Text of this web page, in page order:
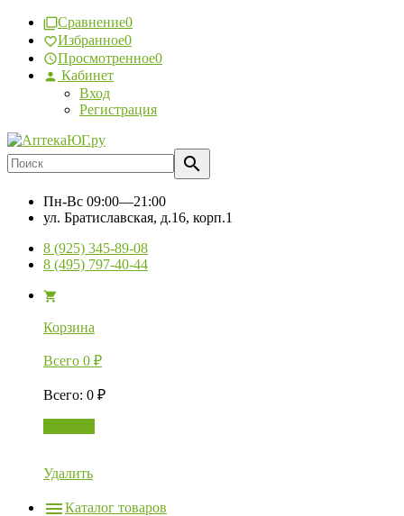
Сравнение0
Избранное0
Просмотренное0
Кабинет
Вход
Регистрация
Пн-Вс 09:00—21:00
ул. Братиславская, д.16, корп.1
8 (925) 345-89-08
8 (495) 797-40-44
Корзина
Всего 0 ₽
Всего: 0 ₽
Удалить
Каталог товаров